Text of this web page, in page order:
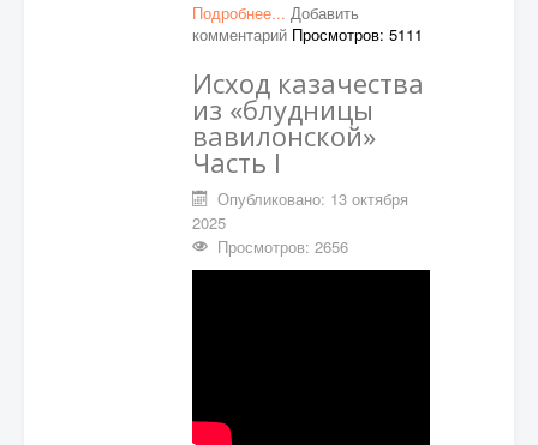
Подробнее... Добавить
комментарий Просмотров: 5111
Исход казачества
из «блудницы
вавилонской»
Часть I
Опубликовано: 13 октября
2025
Просмотров: 2656